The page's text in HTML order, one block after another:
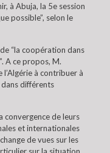
à Abuja, la 5e session
possible”, selon le
“la coopération dans
A ce propos, M.
à contribuer à
différents
convergence de leurs
et internationales
de vues sur les